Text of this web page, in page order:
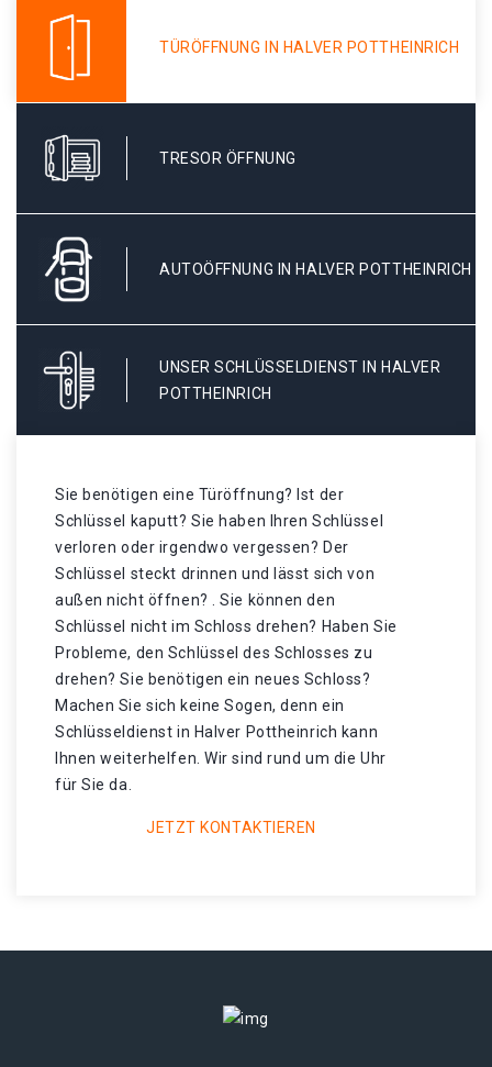
TÜRÖFFNUNG IN HALVER POTTHEINRICH
TRESOR ÖFFNUNG
AUTOÖFFNUNG IN HALVER POTTHEINRICH
UNSER SCHLÜSSELDIENST IN HALVER
POTTHEINRICH
Sie benötigen eine Türöffnung? Ist der
Schlüssel kaputt? Sie haben Ihren Schlüssel
verloren oder irgendwo vergessen? Der
Schlüssel steckt drinnen und lässt sich von
außen nicht öffnen? . Sie können den
Schlüssel nicht im Schloss drehen? Haben Sie
Probleme, den Schlüssel des Schlosses zu
drehen? Sie benötigen ein neues Schloss?
Machen Sie sich keine Sogen, denn ein
Schlüsseldienst in Halver Pottheinrich kann
Ihnen weiterhelfen. Wir sind rund um die Uhr
für Sie da.
JETZT KONTAKTIEREN